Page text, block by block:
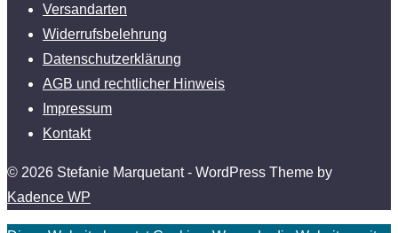
Versandarten
Widerrufsbelehrung
Datenschutzerklärung
AGB und rechtlicher Hinweis
Impressum
Kontakt
© 2026 Stefanie Marquetant - WordPress Theme by
Kadence WP